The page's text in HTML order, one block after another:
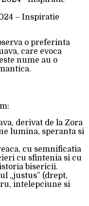
– Inspiratie
o preferinta
care evoca
nume au o
derivat de la Zora
lumina, speranta si
cu semnificatia
cu sfintenia si cu
bisericii.
„justus” (drept,
intelepciune si